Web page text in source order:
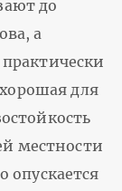
до
а
хорошая для
местности
опускается